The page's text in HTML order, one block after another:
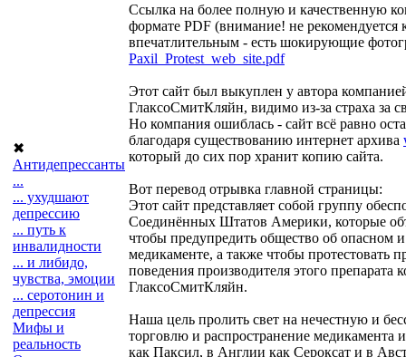
✖
Антидепрессанты
...
... ухудшают
депрессию
... путь к
инвалидности
... и либидо,
чувства, эмоции
... серотонин и
депрессия
Мифы и
реальность
Ссылка на более полную и качественную
формате PDF (внимание! не рекомендуется
впечатлительным - есть шокирующие
Paxil_Protest_web_site.pdf
Этот сайт был выкуплен у автора
ГлаксоСмитКляйн, видимо из-за страха за
Но компания ошиблась - сайт всё равно
благодаря существованию интернет архива
который до сих пор хранит копию сайта.
Вот перевод отрывка главной страницы:
Этот сайт представляет собой группу
Соединённых Штатов Америки, которые
чтобы предупредить общество об опасном
медикаменте, а также чтобы протестовать
поведения производителя этого препарата
ГлаксоСмитКляйн.
Наша цель пролить свет на нечестную и
торговлю и распространение
как Паксил, в Англии как Сероксат и в